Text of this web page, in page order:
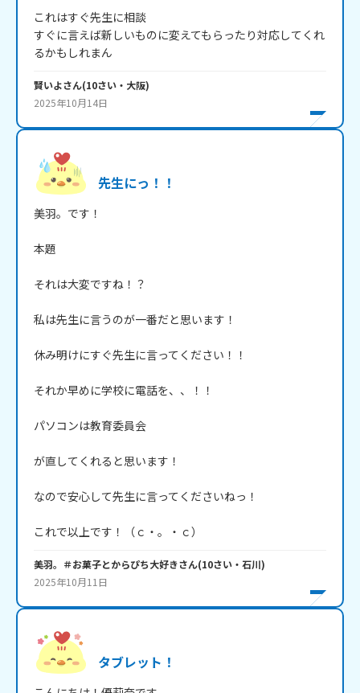
これはすぐ先生に相談
すぐに言えば新しいものに変えてもらったり対応してくれ
るかもしれまん
賢いよさん(10さい・ 大阪)
2025年10月14日
先生にっ！！
美羽。です！
本題
それは大変ですね！？
私は先生に言うのが一番だと思います！
休み明けにすぐ先生に言ってください！！
それか早めに学校に電話を、、！！
パソコンは教育委員会
が直してくれると思います！
なので安心して先生に言ってくださいねっ！
これで以上です！（ｃ・。・ｃ）
美羽。＃お菓子とからぴち大好きさん(10さい・ 石川)
2025年10月11日
タブレット！